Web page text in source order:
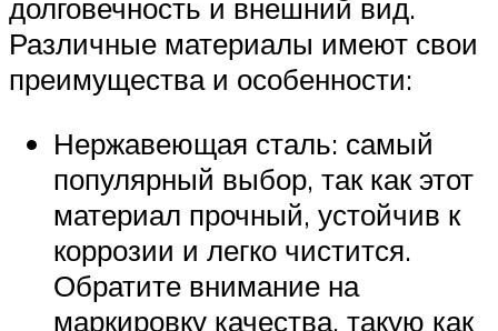
долговечность и внешний вид.
Различные материалы имеют свои
преимущества и особенности:
Нержавеющая сталь: самый
популярный выбор, так как этот
материал прочный, устойчив к
коррозии и легко чистится.
Обратите внимание на
маркировку качества, такую как